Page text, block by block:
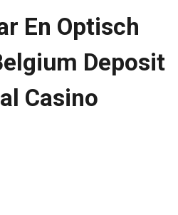
En Optisch
Deposit
Casino